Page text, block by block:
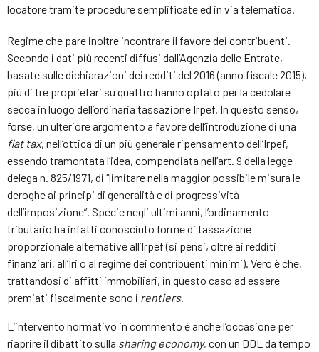
locatore tramite procedure semplificate ed in via telematica.
Regime che pare inoltre incontrare il favore dei contribuenti.
Secondo i dati più recenti diffusi dall’Agenzia delle Entrate,
basate sulle dichiarazioni dei redditi del 2016 (anno fiscale 2015),
più di tre proprietari su quattro hanno optato per la cedolare
secca in luogo dell’ordinaria tassazione Irpef. In questo senso,
forse, un ulteriore argomento a favore dell’introduzione di una
flat tax, nell’ottica di un più generale ripensamento dell’Irpef,
essendo tramontata l’idea, compendiata nell’art. 9 della legge
delega n. 825/1971, di “limitare nella maggior possibile misura le
deroghe ai principi di generalità e di progressività
dell’imposizione”. Specie negli ultimi anni, l’ordinamento
tributario ha infatti conosciuto forme di tassazione
proporzionale alternative all’Irpef (si pensi, oltre ai redditi
finanziari, all’Iri o al regime dei contribuenti minimi). Vero è che,
trattandosi di affitti immobiliari, in questo caso ad essere
premiati fiscalmente sono i rentiers.
L’intervento normativo in commento è anche l’occasione per
riaprire il dibattito sulla sharing economy, con un DDL da tempo